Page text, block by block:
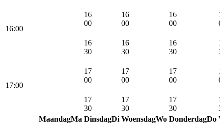
16:00
16
00
16
00
16
00
16
30
16
30
16
30
17:00
17
00
17
00
17
00
17
30
17
30
17
30
MaandagMa DinsdagDi WoensdagWo DonderdagDo